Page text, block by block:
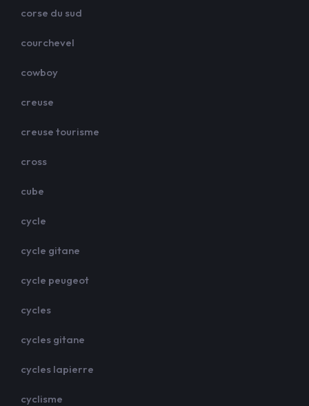
corse du sud
courchevel
cowboy
creuse
creuse tourisme
cross
cube
cycle
cycle gitane
cycle peugeot
cycles
cycles gitane
cycles lapierre
cyclisme